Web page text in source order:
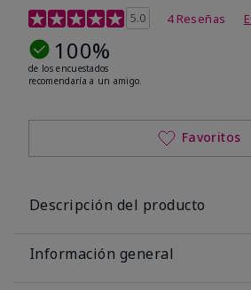
Calificación de clientes de 4 de 5
5.0 4 Reseñas
100%
de los encuestados
recomendaría a un amigo.
Favoritos
Descripción del producto
Información general